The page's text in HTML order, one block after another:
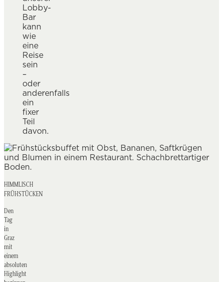
Lobby-
Bar
kann
wie
eine
Reise
sein
–
oder
anderenfalls
ein
fixer
Teil
davon.
HIMMLISCH
FRÜHSTÜCKEN
Den
Tag
in
Graz
mit
einem
absoluten
Highlight